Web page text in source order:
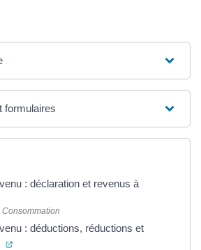
formulaires
: déclaration et revenus à
dans un nouvel onglet)
: déductions, réductions et
(ouverture dans un nouvel onglet)